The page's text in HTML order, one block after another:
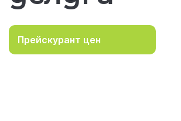
Прейскурант цен